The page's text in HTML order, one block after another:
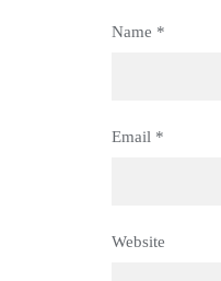
Name *
Email *
Website